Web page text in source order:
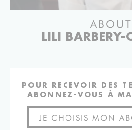
ABOUT
LILI BARBERY-
POUR RECEVOIR DES
ABONNEZ-VOUS À MA
JE CHOISIS MON